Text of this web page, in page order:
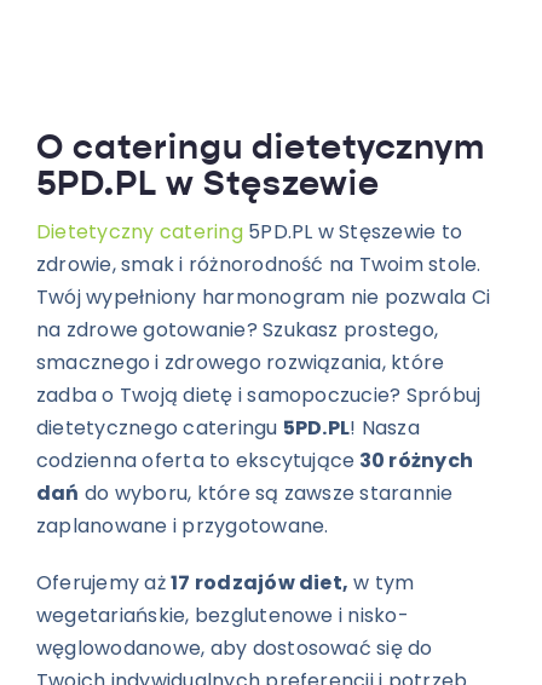
O cateringu dietetycznym
5PD.PL w Stęszewie
Dietetyczny catering5PD.PL w Stęszewie to
zdrowie, smak i różnorodność na Twoim stole.
Twój wypełniony harmonogram nie pozwala Ci
na zdrowe gotowanie? Szukasz prostego,
smacznego i zdrowego rozwiązania, które
zadba o Twoją dietę i samopoczucie? Spróbuj
dietetycznego cateringu 5PD.PL! Nasza
codzienna oferta to ekscytujące 30 różnych
dań do wyboru, które są zawsze starannie
zaplanowane i przygotowane.
Oferujemy aż17 rodzajów diet, w tym
wegetariańskie, bezglutenowe i nisko-
węglowodanowe, aby dostosować się do